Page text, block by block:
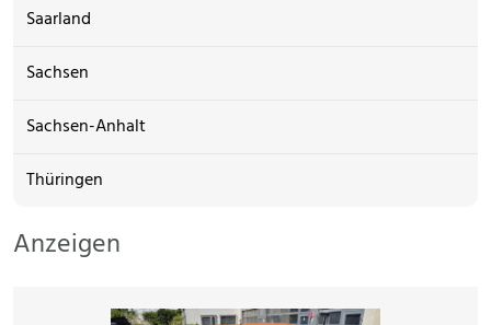
Saarland
Sachsen
Sachsen-Anhalt
Thüringen
Anzeigen